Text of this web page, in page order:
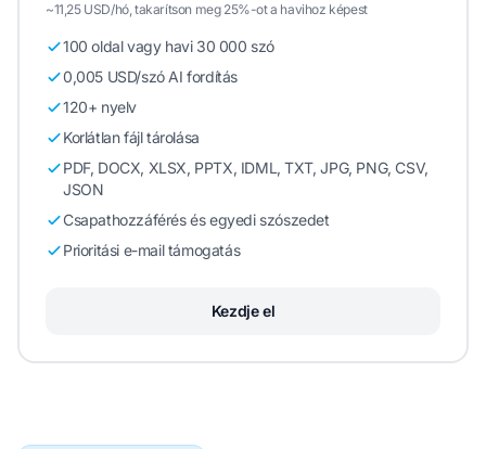
~11,25 USD/hó, takarítson meg 25%-ot a havihoz képest
100 oldal vagy havi 30 000 szó
0,005 USD/szó AI fordítás
120+ nyelv
Korlátlan fájl tárolása
PDF, DOCX, XLSX, PPTX, IDML, TXT, JPG, PNG, CSV,
JSON
Csapathozzáférés és egyedi szószedet
Prioritási e-mail támogatás
Kezdje el